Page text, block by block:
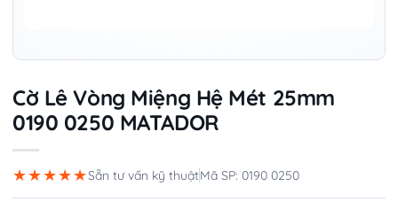
Cờ Lê Vòng Miệng Hệ Mét 25mm
0190 0250 MATADOR
★★★★★Sẵn tư vấn kỹ thuậtMã SP: 0190 0250